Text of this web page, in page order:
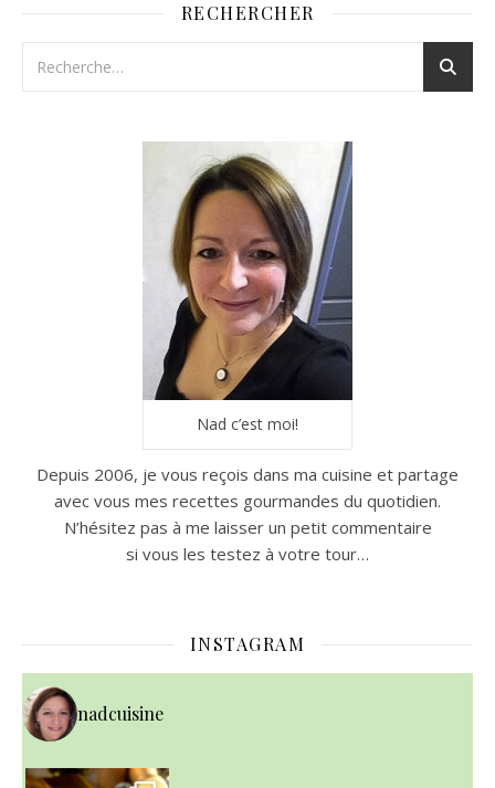
RECHERCHER
Nad c’est moi!
Depuis 2006, je vous reçois dans ma cuisine et partage
avec vous mes recettes gourmandes du quotidien.
N’hésitez pas à me laisser un petit commentaire
si vous les testez à votre tour…
INSTAGRAM
nadcuisine